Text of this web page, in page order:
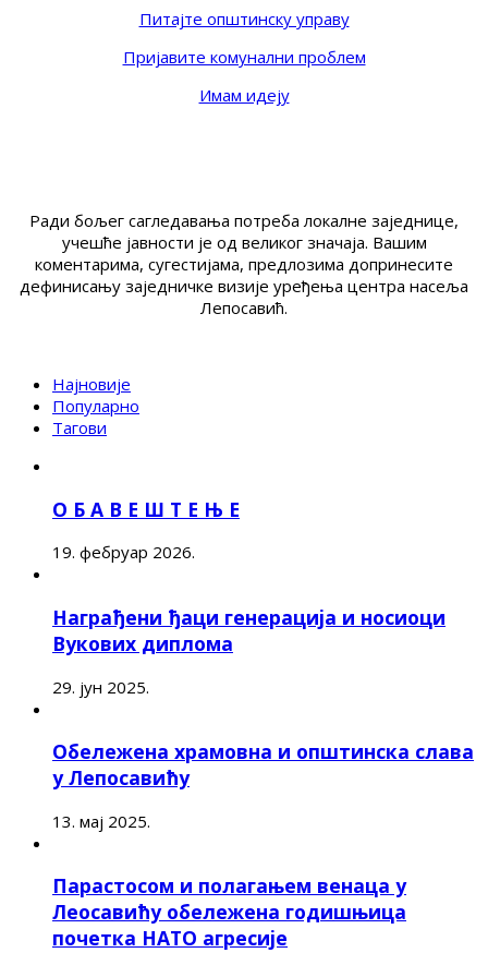
Питајте општинску управу
Пријавите комунални проблем
Имам идеју
Ради бољег сагледавања потреба локалне заједнице,
учешће јавности је од великог значаја. Вашим
коментарима, сугестијама, предлозима допринесите
дефинисању заједничке визије уређења центра насеља
Лепосавић.
Најновије
Популарно
Тагови
О Б А В Е Ш Т Е Њ Е
19. фебруар 2026.
Награђени ђаци генерација и носиоци
Вукових диплома
29. јун 2025.
Обележена храмовна и општинска слава
у Лепосавићу
13. мај 2025.
Парастосом и полагањем венаца у
Леосавићу обележена годишњица
почетка НАТО агресије